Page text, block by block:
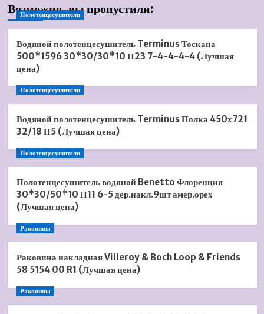
Возможно, вы пропустили:
Полотенцесушители
Водяной полотенцесушитель Terminus Тоскана
500*1596 30*30/30*10 П23 7-4-4-4-4 (Лучшая
цена)
Полотенцесушители
Водяной полотенцесушитель Terminus Полка 450х721
32/18 П5 (Лучшая цена)
Полотенцесушители
Полотенцесушитель водяной Benetto Флоренция
30*30/50*10 П11 6-5 дер.накл.9шт амер.орех
(Лучшая цена)
Раковины
Раковина накладная Villeroy & Boch Loop & Friends
58 5154 00 R1 (Лучшая цена)
Раковины